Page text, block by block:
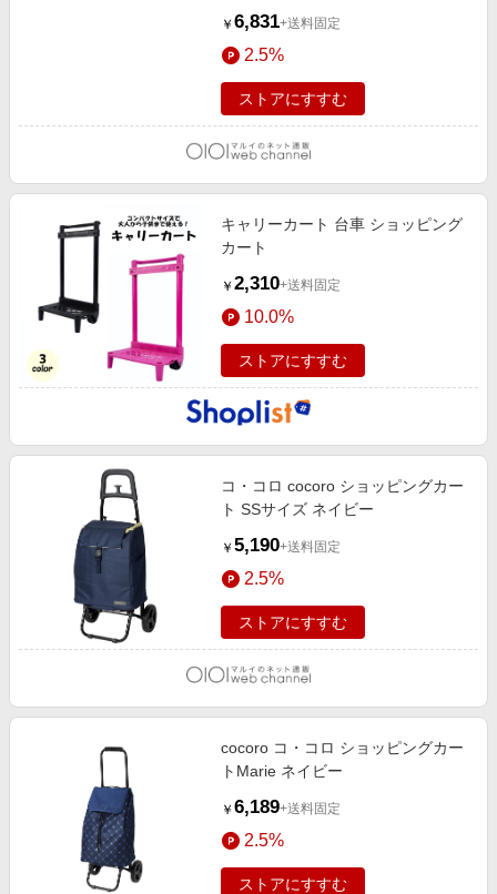
￥ 6,831+送料固定
2.5%
ストアにすすむ
キャリーカート 台車 ショッピング
カート
￥ 2,310+送料固定
10.0%
ストアにすすむ
コ・コロ cocoro ショッピングカー
ト SSサイズ ネイビー
￥ 5,190+送料固定
2.5%
ストアにすすむ
cocoro コ・コロ ショッピングカー
トMarie ネイビー
￥ 6,189+送料固定
2.5%
ストアにすすむ